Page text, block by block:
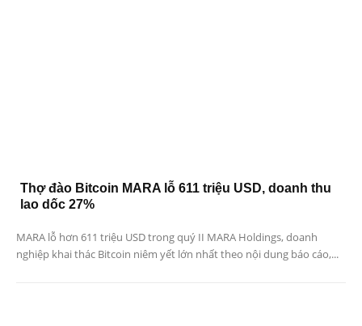
Thợ đào Bitcoin MARA lỗ 611 triệu USD, doanh thu
lao dốc 27%
MARA lỗ hơn 611 triệu USD trong quý II MARA Holdings, doanh
nghiệp khai thác Bitcoin niêm yết lớn nhất theo nội dung báo cáo,...